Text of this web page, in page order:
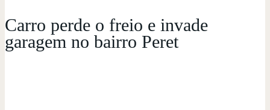
Carro perde o freio e invade
garagem no bairro Peret